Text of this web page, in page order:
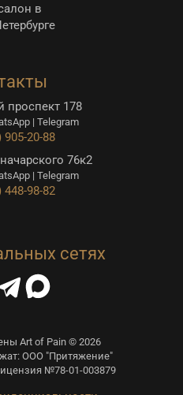
в
проспект 178
| Telegram
905-20-88
76к2
| Telegram
448-98-82
сетях
Art of Pain © 2026
ООО "Притяжение"
№78-01-003879